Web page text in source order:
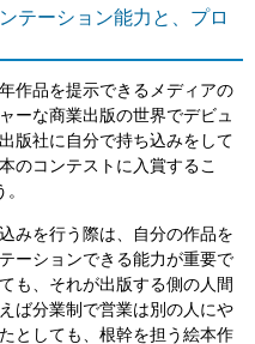
テーション能力と、プロ
作品を提示できるメディアの
ーな商業出版の世界でデビュ
版社に自分で持ち込みをして
のコンテストに入賞するこ
みを行う際は、自分の作品を
ーションできる能力が重要で
も、それが出版する側の人間
ば分業制で営業は別の人にや
としても、根幹を担う絵本作